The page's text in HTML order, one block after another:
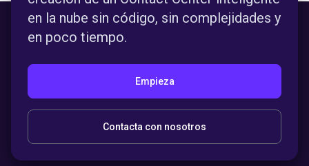
en la nube sin código, sin complejidades y
en poco tiempo.
Empieza
Contacta con nosotros